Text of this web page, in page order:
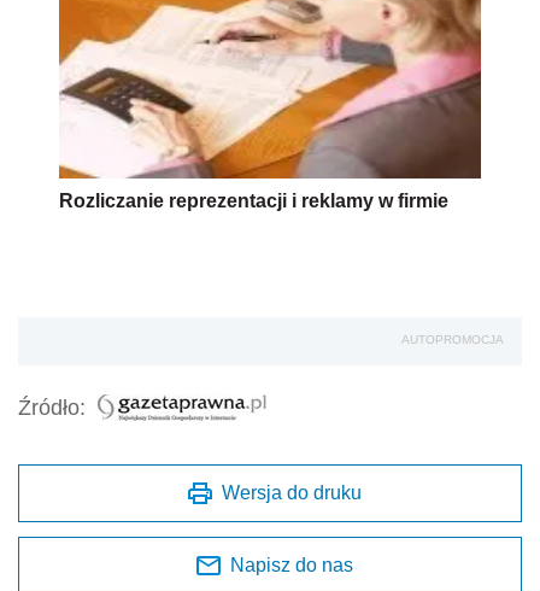
Rozliczanie reprezentacji i reklamy w firmie
AUTOPROMOCJA
Źródło:
Wersja do druku
Napisz do nas